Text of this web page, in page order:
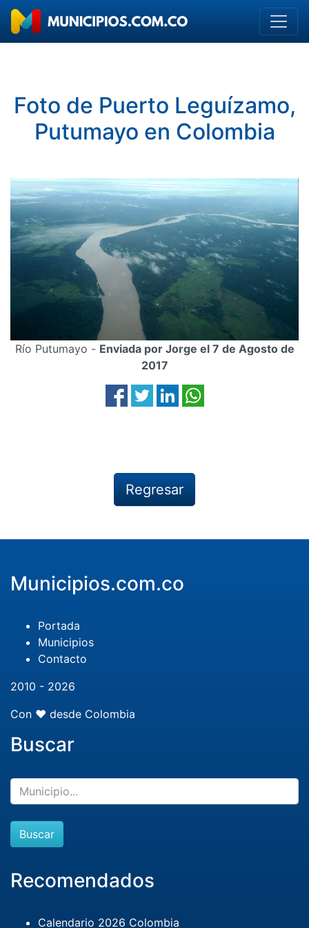
Foto de Puerto Leguízamo,
Putumayo en Colombia
Río Putumayo - Enviada por Jorge el 7 de Agosto de
2017
Regresar
Municipios.com.co
Portada
Municipios
Contacto
2010 - 2026
Con ❤️ desde Colombia
Buscar
Buscar
Recomendados
Calendario 2026 Colombia